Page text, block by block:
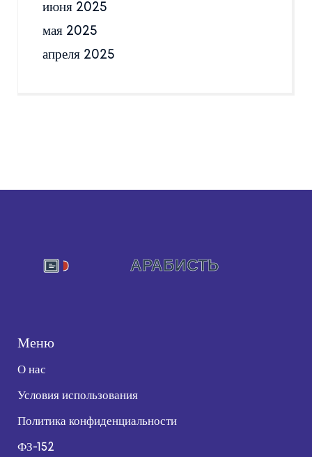
июня 2025
мая 2025
апреля 2025
Меню
О нас
Условия использования
Политика конфиденциальности
ФЗ-152